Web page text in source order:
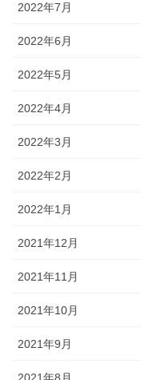
2022年7月
2022年6月
2022年5月
2022年4月
2022年3月
2022年2月
2022年1月
2021年12月
2021年11月
2021年10月
2021年9月